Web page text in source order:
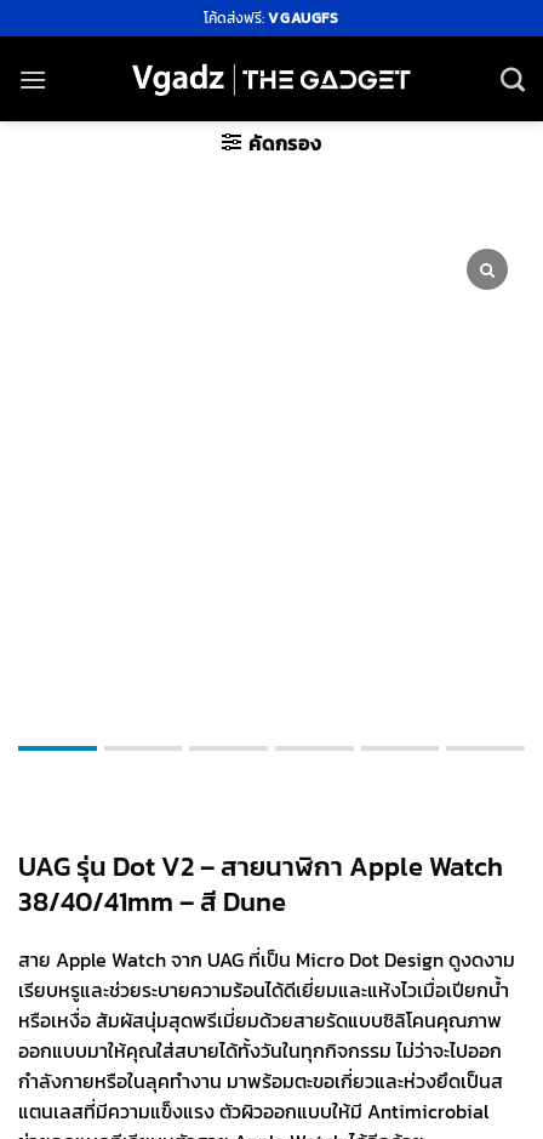
ไป
ยัง
โค้ดส่งฟรี:VGAUGFS
คัดกรอง
UAG รุ่น Dot V2 – สายนาฬิกา Apple Watch
38/40/41mm – สี Dune
สาย Apple Watch จาก UAG ที่เป็น Micro Dot Design ดูงดงาม
เรียบหรูและช่วยระบายความร้อนได้ดีเยี่ยมและแห้งไวเมื่อเปียกน้ำ
หรือเหงื่อ สัมผัสนุ่มสุดพรีเมี่ยมด้วยสายรัดแบบซิลิโคนคุณภาพ
ออกแบบมาให้คุณใส่สบายได้ทั้งวันในทุกกิจกรรม ไม่ว่าจะไปออก
กำลังกายหรือในลุคทำงาน มาพร้อมตะขอเกี่ยวและห่วงยึดเป็นส
แตนเลสที่มีความแข็งแรง ตัวผิวออกแบบให้มี Antimicrobial